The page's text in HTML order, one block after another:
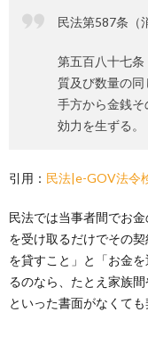
民法第587条（
第五百八十七
質及び数量の
手方から金銭
効力を生ずる。
引用： 民法|e-GOV法令
民法では当事者間でお
を受け取るだけでその
を貸すこと」と「お金
るのなら、たとえ家族
といった書面がなくて